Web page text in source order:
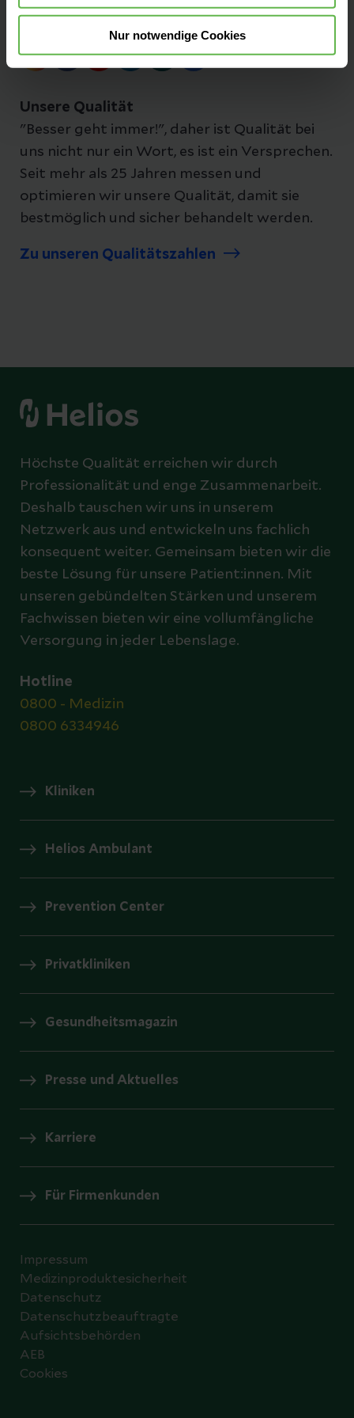
Nur notwendige Cookies
Folgen Sie uns
Unsere Qualität
"Besser geht immer!", daher ist Qualität bei
uns nicht nur ein Wort, es ist ein Versprechen.
Seit mehr als 25 Jahren messen und
optimieren wir unsere Qualität, damit sie
bestmöglich und sicher behandelt werden.
Zu unseren Qualitätszahlen
Höchste Qualität erreichen wir durch
Professionalität und enge Zusammenarbeit.
Deshalb tauschen wir uns in unserem
Netzwerk aus und entwickeln uns fachlich
konsequent weiter. Gemeinsam bieten wir die
beste Lösung für unsere Patient:innen. Mit
unseren gebündelten Stärken und unserem
Fachwissen bieten wir eine vollumfängliche
Versorgung in jeder Lebenslage.
Hotline
0800 - Medizin
0800 6334946
Kliniken
Helios Ambulant
Prevention Center
Privatkliniken
Gesundheitsmagazin
Presse und Aktuelles
Karriere
Für Firmenkunden
Impressum
Medizinproduktesicherheit
Datenschutz
Datenschutzbeauftragte
Aufsichtsbehörden
AEB
Cookies